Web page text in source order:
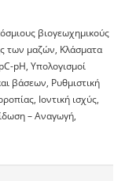
βιογεωχημικούς
των μαζών, Κλάσματα
pH, Υπολογισμοί
βάσεων, Ρυθμιστική
Ιοντική ισχύς,
– Αναγωγή,